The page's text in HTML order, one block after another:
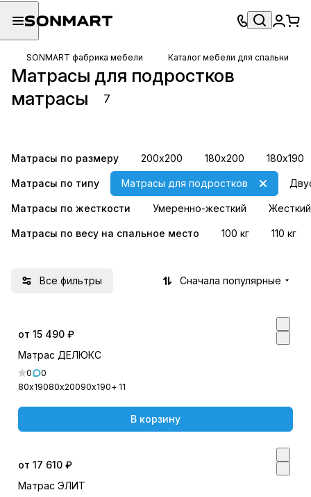
SONMART фабрика мебели Каталог мебели для спальни
Матрасы для подростков
матрасы
7
500 пружин на
спальное место
1000 пружин на
Матрасы по размеру 200х200 180х200 180х190
Матрасы по типу Матрасы для подростков
Матрасы по жесткости Умеренно-жесткий Жесткий
Матрасы по весу на спальное место 100 кг 110 кг
Все фильтры Сначала популярные
от 15 490 ₽
Матрас ДЕЛЮКС
0
0
80х19080х20090х190+ 11
В корзину
от 17 610 ₽
Матрас ЭЛИТ